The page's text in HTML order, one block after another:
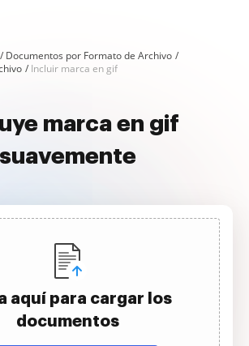
Documentos por Formato de Archivo
Incluir marca en gif
marca en gif
suavemente
aquí para cargar los
documentos